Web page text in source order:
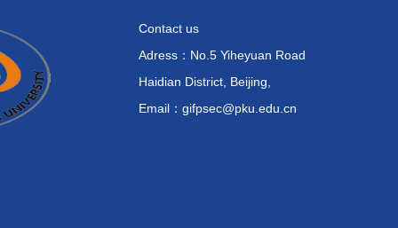
Contact us
Adress：No.5 Yiheyuan Road
Haidian District, Beijing,
Email：gifpsec@pku.edu.cn